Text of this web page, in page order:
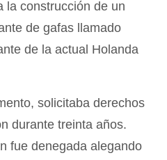
la construcción de un
de gafas llamado
de la actual Holanda
solicitaba derechos
durante treinta años.
fue denegada alegando